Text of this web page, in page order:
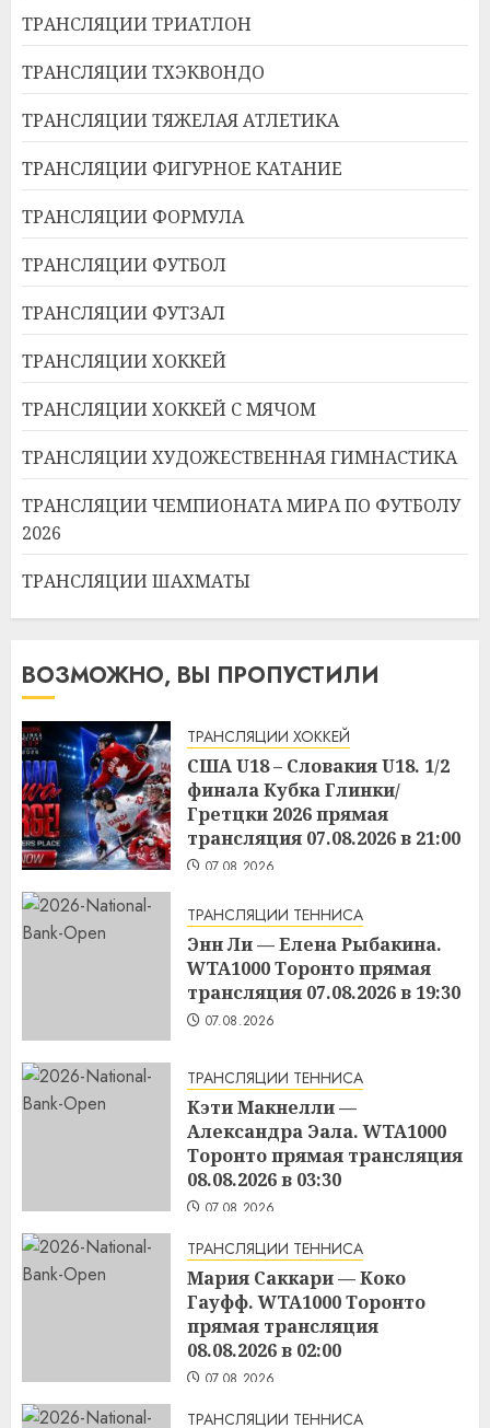
ТРАНСЛЯЦИИ ТРИАТЛОН
ТРАНСЛЯЦИИ ТХЭКВОНДО
ТРАНСЛЯЦИИ ТЯЖЕЛАЯ АТЛЕТИКА
ТРАНСЛЯЦИИ ФИГУРНОЕ КАТАНИЕ
ТРАНСЛЯЦИИ ФОРМУЛА
ТРАНСЛЯЦИИ ФУТБОЛ
ТРАНСЛЯЦИИ ФУТЗАЛ
ТРАНСЛЯЦИИ ХОККЕЙ
ТРАНСЛЯЦИИ ХОККЕЙ С МЯЧОМ
ТРАНСЛЯЦИИ ХУДОЖЕСТВЕННАЯ ГИМНАСТИКА
ТРАНСЛЯЦИИ ЧЕМПИОНАТА МИРА ПО ФУТБОЛУ
2026
ТРАНСЛЯЦИИ ШАХМАТЫ
ВОЗМОЖНО, ВЫ ПРОПУСТИЛИ
ТРАНСЛЯЦИИ ХОККЕЙ
США U18 – Словакия U18. 1/2
финала Кубка Глинки/
Гретцки 2026 прямая
трансляция 07.08.2026 в 21:00
07.08.2026
ТРАНСЛЯЦИИ ТЕННИСА
Энн Ли — Елена Рыбакина.
WTA1000 Торонто прямая
трансляция 07.08.2026 в 19:30
07.08.2026
ТРАНСЛЯЦИИ ТЕННИСА
Кэти Макнелли —
Александра Эала. WTA1000
Торонто прямая трансляция
08.08.2026 в 03:30
07.08.2026
ТРАНСЛЯЦИИ ТЕННИСА
Мария Саккари — Коко
Гауфф. WTA1000 Торонто
прямая трансляция
08.08.2026 в 02:00
07.08.2026
ТРАНСЛЯЦИИ ТЕННИСА